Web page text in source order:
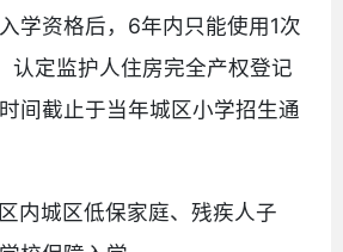
学资格后，6年内只能使用1次
认定监护人住房完全产权登记
间截止于当年城区小学招生通
区内城区低保家庭、残疾人子